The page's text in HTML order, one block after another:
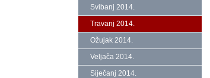
Svibanj 2014.
Travanj 2014.
Ožujak 2014.
Veljača 2014.
Siječanj 2014.